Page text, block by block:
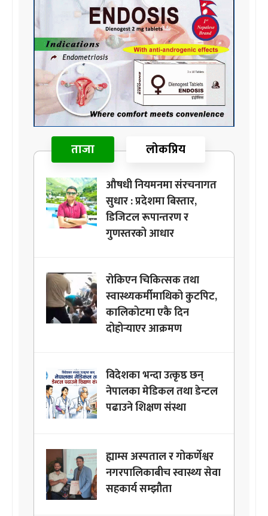
ताजा लोकप्रिय
औषधी नियमनमा संरचनागत
सुधार : प्रदेशमा बिस्तार,
डिजिटल रूपान्तरण र
गुणस्तरको आधार
रोकिएन चिकित्सक तथा
स्वास्थ्यकर्मीमाथिको कुटपिट,
कालिकोटमा एकै दिन
दोहोर्‍याएर आक्रमण
विदेशका भन्दा उत्कृष्ठ छन्
नेपालका मेडिकल तथा डेन्टल
पढाउने शिक्षण संस्था
ह्याम्स अस्पताल र गोकर्णेश्वर
नगरपालिकाबीच स्वास्थ्य सेवा
सहकार्य सम्झौता